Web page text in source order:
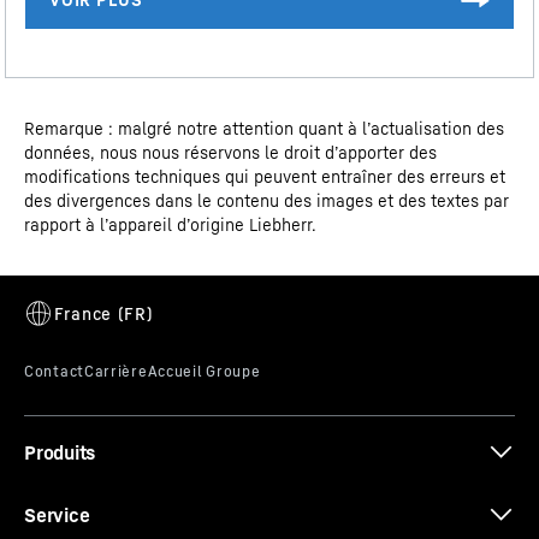
Verre de sécurité
extrêmement résistantes aux chocs. Et grâce aux
bénéficiez d'une surface de présentation très
Certificat CE
Remarque : malgré notre attention quant à l’actualisation des
données, nous nous réservons le droit d’apporter des
modifications techniques qui peuvent entraîner des erreurs et
des divergences dans le contenu des images et des textes par
rapport à l’appareil d’origine Liebherr.
Produits
Service